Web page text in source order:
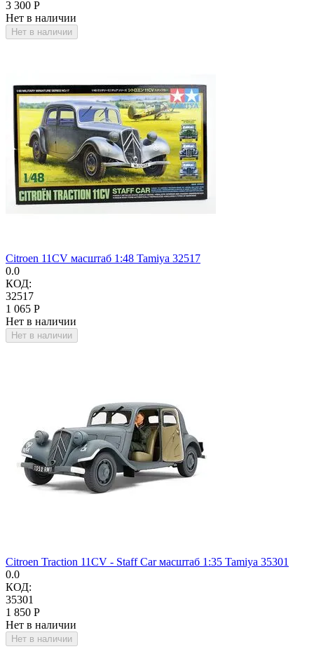
3 300 Р
Нет в наличии
Нет в наличии
Citroen 11CV масштаб 1:48 Tamiya 32517
0.0
КОД:
32517
1 065 Р
Нет в наличии
Нет в наличии
Citroen Traction 11CV - Staff Car масштаб 1:35 Tamiya 35301
0.0
КОД:
35301
1 850 Р
Нет в наличии
Нет в наличии